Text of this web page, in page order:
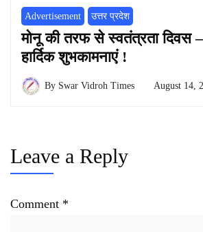
Advertisement उत्तर प्रदेश
मोनू की तरफ से स्वतंत्रता दिवस
हार्दिक शुभकामनाएं !
By Swar Vidroh Times August 14,
Leave a Reply
Comment *